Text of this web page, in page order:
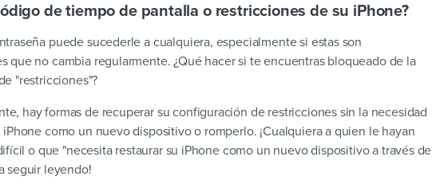
de tiempo de pantalla o restricciones de su iPhone?
puede sucederle a cualquiera, especialmente si estas son
que no cambia regularmente. ¿Qué hacer si te encuentras bloqueado de la
"restricciones"?
hay formas de recuperar su configuración de restricciones sin la necesidad
iPhone como un nuevo dispositivo o romperlo. ¡Cualquiera a quien le hayan
o que "necesita restaurar su iPhone como un nuevo dispositivo a través de
seguir leyendo!